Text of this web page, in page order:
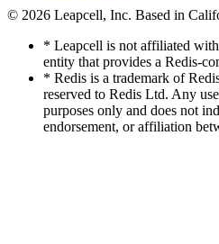
© 2026 Leapcell, Inc. Based in
* Leapcell is not affiliated
entity that provides a Redis-
* Redis is a trademark of
reserved to Redis Ltd. Any
purposes only and does not
endorsement, or affiliation